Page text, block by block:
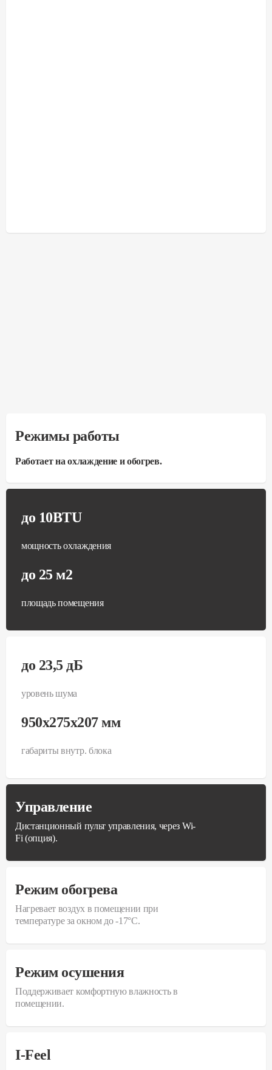
Режимы работы
Работает на охлаждение и обогрев.
до 10BTU
мощность охлаждения
до 25 м2
площадь помещения
до 23,5 дБ
уровень шума
950x275x207 мм
габариты внутр. блока
Управление
Дистанционный пульт управления, через Wi-
Fi (опция).
Режим обогрева
Нагревает воздух в помещении при
температуре за окном до -17°С.
Режим осушения
Поддерживает комфортную влажность в
помещении.
I-Feel